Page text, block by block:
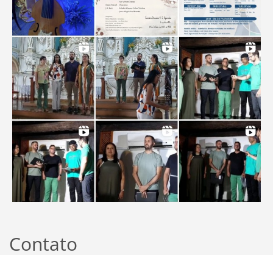
Contato